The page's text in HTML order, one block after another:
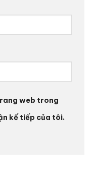
web trong
kế tiếp của tôi.